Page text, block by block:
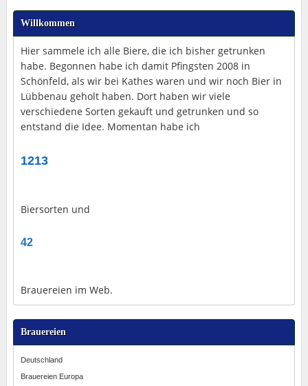
Willkommen
Hier sammele ich alle Biere, die ich bisher getrunken
habe. Begonnen habe ich damit Pfingsten 2008 in
Schönfeld, als wir bei Kathes waren und wir noch Bier in
Lübbenau geholt haben. Dort haben wir viele
verschiedene Sorten gekauft und getrunken und so
entstand die Idee. Momentan habe ich
1213
Biersorten und
42
Brauereien im Web.
Brauereien
Deutschland
Brauereien Europa